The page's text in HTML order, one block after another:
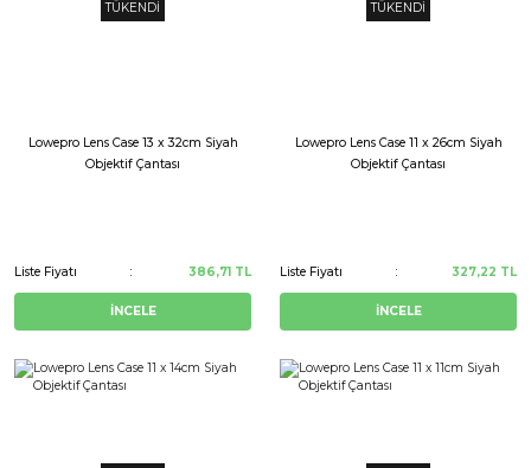
TÜKENDİ
Lowepro Lens Case 13 x 32cm Siyah
Objektif Çantası
Liste Fiyatı 386,71 TL
İNCELE
TÜKENDİ
Lowepro Lens Case 11 x 26cm Siyah
Objektif Çantası
Liste Fiyatı 327,22 TL
İNCELE